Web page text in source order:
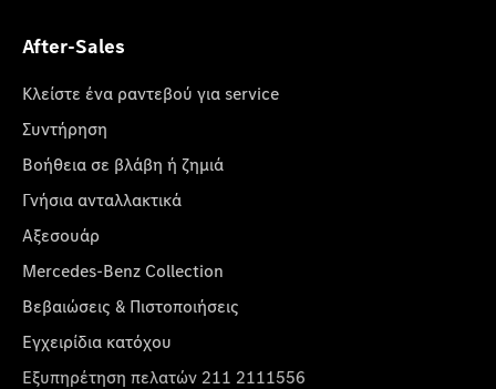
After-Sales
Κλείστε ένα ραντεβού για service
Συντήρηση
Βοήθεια σε βλάβη ή ζημιά
Γνήσια ανταλλακτικά
Αξεσουάρ
Mercedes-Benz Collection
Βεβαιώσεις & Πιστοποιήσεις
Εγχειρίδια κατόχου
Εξυπηρέτηση πελατών 211 2111556